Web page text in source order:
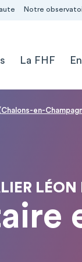
Notre
La FHF
en-